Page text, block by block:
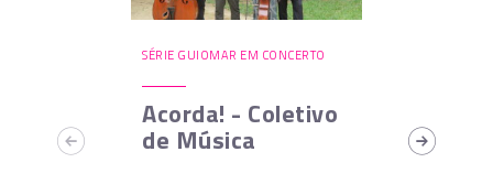
SÉRIE GUIOMAR EM CONCERTO
Acorda! - Coletivo
de Música